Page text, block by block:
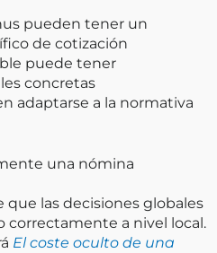
pueden tener un
de cotización
puede tener
concretas
adaptarse a la normativa
una nómina
que las decisiones globales
a nivel local.
El coste oculto de una